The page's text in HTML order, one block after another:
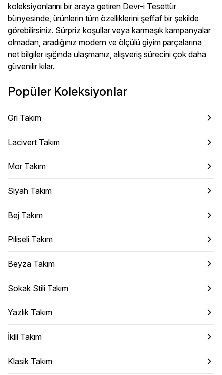
koleksiyonlarını bir araya getiren Devr-i Tesettür
bünyesinde, ürünlerin tüm özelliklerini şeffaf bir şekilde
görebilirsiniz. Sürpriz koşullar veya karmaşık kampanyalar
olmadan, aradığınız modern ve ölçülü giyim parçalarına
net bilgiler ışığında ulaşmanız, alışveriş sürecini çok daha
güvenilir kılar.
Popüler Koleksiyonlar
Gri Takım
Lacivert Takım
Mor Takım
Siyah Takım
Bej Takım
Piliseli Takım
Beyza Takım
Sokak Stili Takım
Yazlık Takım
İkili Takım
Klasik Takım